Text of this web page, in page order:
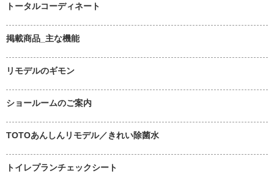
トータルコーディネート
掲載商品_主な機能
リモデルのギモン
ショールームのご案内
TOTOあんしんリモデル／きれい除菌水
トイレプランチェックシート